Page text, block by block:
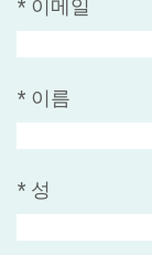
* 이메일
* 이름
* 성